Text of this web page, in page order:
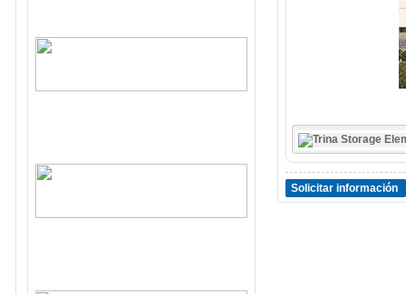
Solicitar información